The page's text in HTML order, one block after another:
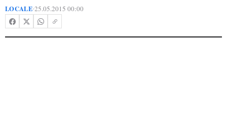
LOCALE•25.05.2015 00:00